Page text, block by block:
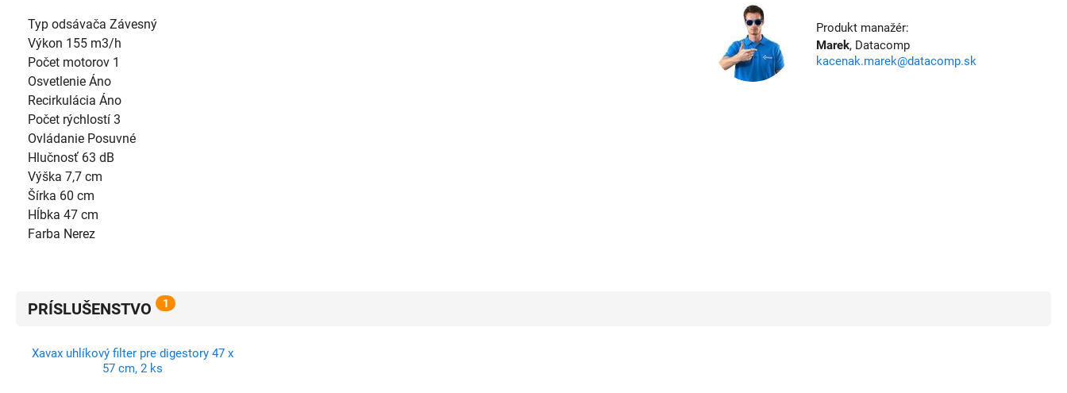
Typ odsávača Závesný
Výkon 155 m3/h
Počet motorov 1
Osvetlenie Áno
Recirkulácia Áno
Počet rýchlostí 3
Ovládanie Posuvné
Hlučnosť 63 dB
Výška 7,7 cm
Šírka 60 cm
Hĺbka 47 cm
Farba Nerez
Produkt manažér:
Marek, Datacomp
kacenak.marek@datacomp.sk
PRÍSLUŠENSTVO 1
Xavax uhlíkový filter pre digestory 47 x
57 cm, 2 ks